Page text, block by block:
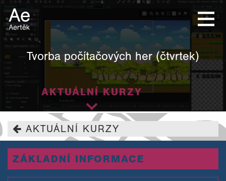
Tvorba počítačových her (čtvrtek)
AKTUÁLNÍ KURZY
AKTUÁLNÍ KURZY
ZÁKLADNÍ INFORMACE